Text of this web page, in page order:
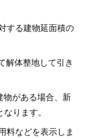
する建物延面積の
解体整地して引き
物がある場合、新
ります。
料などを表示しま